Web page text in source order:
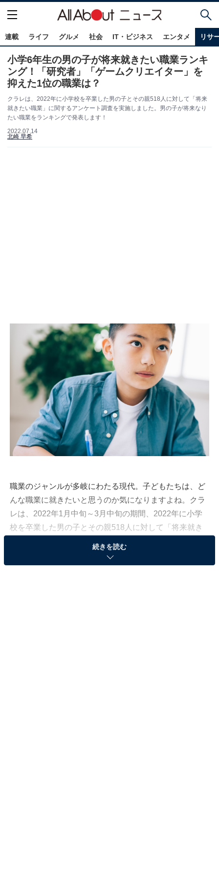
連載 ライフ グルメ 社会 IT・ビジネス エンタメ リサ
小学6年生の男の子が将来就きたい職業ランキ
ング！「研究者」「ゲームクリエイター」を
抑えた1位の職業は？
クラレは、2022年に小学校を卒業した男の子とその親518人に対して「将来
就きたい職業」に関するアンケート調査を実施しました。男の子が将来なり
たい職業をランキングで発表します！
2022.07.14
北崎 早希
職業のジャンルが多岐にわたる現代。子どもたちは、ど
んな職業に就きたいと思うのか気になりますよね。クラ
レは、2022年1月中旬～3月中旬の期間、2022年に小学
校を卒業した男の子とその親518人に対して「将来就き
たい職業」に関するアンケート調査を実施。男の子が将
来なりたい職業をランキングで紹介します！
続きを読む